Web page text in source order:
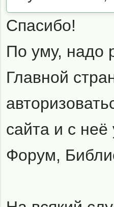
Спасибо!
По уму, надо
Главной
сайта и с
Форум,